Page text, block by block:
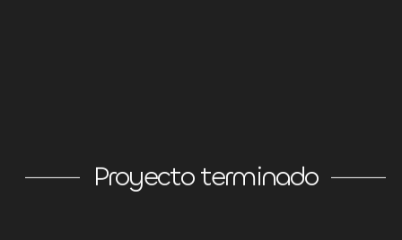
Proyecto terminado